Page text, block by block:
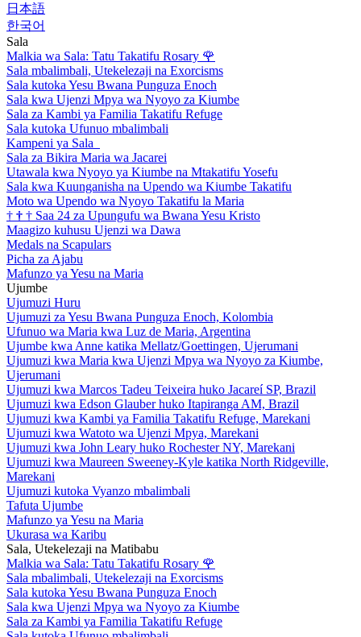
日本語
한국어
Sala
Malkia wa Sala: Tatu Takatifu Rosary 🌹
Sala mbalimbali, Utekelezaji na Exorcisms
Sala kutoka Yesu Bwana Punguza Enoch
Sala kwa Ujenzi Mpya wa Nyoyo za Kiumbe
Sala za Kambi ya Familia Takatifu Refuge
Sala kutoka Ufunuo mbalimbali
Kampeni ya Sala
Sala za Bikira Maria wa Jacarei
Utawala kwa Nyoyo ya Kiumbe na Mtakatifu Yosefu
Sala kwa Kuunganisha na Upendo wa Kiumbe Takatifu
Moto wa Upendo wa Nyoyo Takatifu la Maria
† † † Saa 24 za Upungufu wa Bwana Yesu Kristo
Maagizo kuhusu Ujenzi wa Dawa
Medals na Scapulars
Picha za Ajabu
Mafunzo ya Yesu na Maria
Ujumbe
Ujumuzi Huru
Ujumuzi za Yesu Bwana Punguza Enoch, Kolombia
Ufunuo wa Maria kwa Luz de Maria, Argentina
Ujumbe kwa Anne katika Mellatz/Goettingen, Ujerumani
Ujumuzi kwa Maria kwa Ujenzi Mpya wa Nyoyo za Kiumbe,
Ujerumani
Ujumuzi kwa Marcos Tadeu Teixeira huko Jacareí SP, Brazil
Ujumuzi kwa Edson Glauber huko Itapiranga AM, Brazil
Ujumuzi kwa Kambi ya Familia Takatifu Refuge, Marekani
Ujumuzi kwa Watoto wa Ujenzi Mpya, Marekani
Ujumuzi kwa John Leary huko Rochester NY, Marekani
Ujumuzi kwa Maureen Sweeney-Kyle katika North Ridgeville,
Marekani
Ujumuzi kutoka Vyanzo mbalimbali
Tafuta Ujumbe
Mafunzo ya Yesu na Maria
Ukurasa wa Karibu
Sala, Utekelezaji na Matibabu
Malkia wa Sala: Tatu Takatifu Rosary 🌹
Sala mbalimbali, Utekelezaji na Exorcisms
Sala kutoka Yesu Bwana Punguza Enoch
Sala kwa Ujenzi Mpya wa Nyoyo za Kiumbe
Sala za Kambi ya Familia Takatifu Refuge